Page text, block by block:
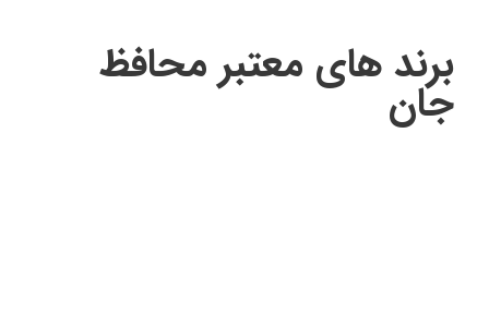
برند های معتبر محافظ
جان